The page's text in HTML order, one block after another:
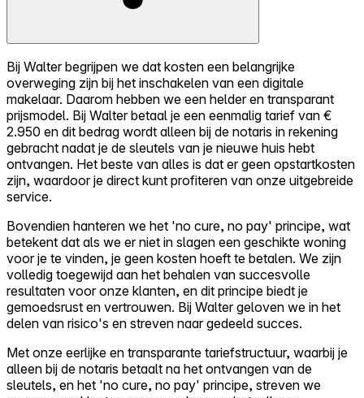
Bij Walter begrijpen we dat kosten een belangrijke
overweging zijn bij het inschakelen van een digitale
makelaar. Daarom hebben we een helder en transparant
prijsmodel. Bij Walter betaal je een eenmalig tarief van €
2.950 en dit bedrag wordt alleen bij de notaris in rekening
gebracht nadat je de sleutels van je nieuwe huis hebt
ontvangen. Het beste van alles is dat er geen opstartkosten
zijn, waardoor je direct kunt profiteren van onze uitgebreide
service.
Bovendien hanteren we het 'no cure, no pay' principe, wat
betekent dat als we er niet in slagen een geschikte woning
voor je te vinden, je geen kosten hoeft te betalen. We zijn
volledig toegewijd aan het behalen van succesvolle
resultaten voor onze klanten, en dit principe biedt je
gemoedsrust en vertrouwen. Bij Walter geloven we in het
delen van risico's en streven naar gedeeld succes.
Met onze eerlijke en transparante tariefstructuur, waarbij je
alleen bij de notaris betaalt na het ontvangen van de
sleutels, en het 'no cure, no pay' principe, streven we